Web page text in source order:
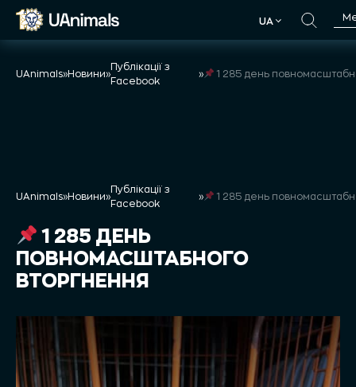
Skip
UA
UAnimals»Новини»
Публікації з
Facebook
» 1 285 день повномасштабного
UAnimals»Новини»
Публікації з
Facebook
» 1 285 день повномасштабного
1 285 ДЕНЬ
ПОВНОМАСШТАБНОГО
ВТОРГНЕННЯ